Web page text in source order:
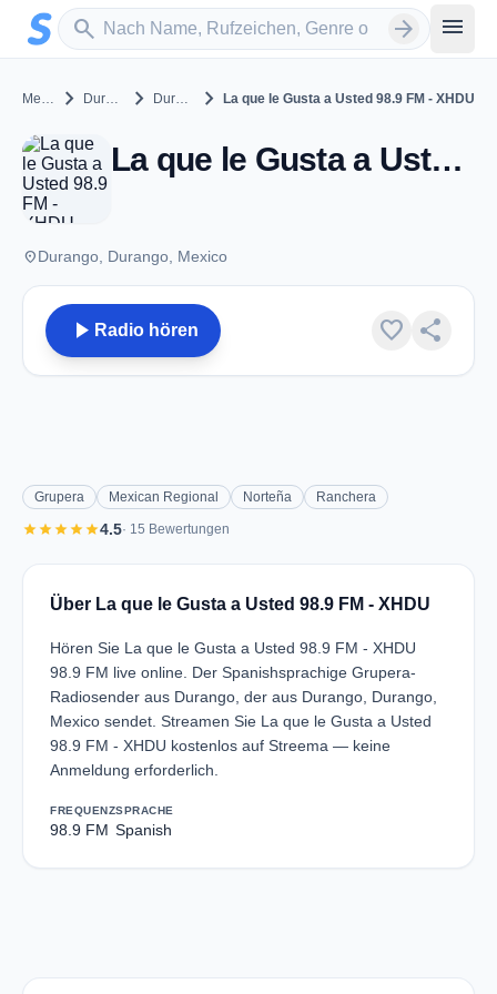
Zum Hauptinhalt springen
search
Sender suchen arrow_forward menu
Mexico chevron_right Durango chevron_right Durango chevron_right La que le Gusta a Usted 98.9 FM - XHDU
La que le Gusta a Usted 98.9 FM - XHDU - FM 98.9 - Durango, DG
placeDurango, Durango, Mexico
play_arrow Radio hören favorite share
Grupera Mexican Regional Norteña Ranchera
starstarstarstarstar4.5· 15 Bewertungen
Über La que le Gusta a Usted 98.9 FM - XHDU
Hören Sie La que le Gusta a Usted 98.9 FM - XHDU
98.9 FM live online. Der Spanishsprachige Grupera-
Radiosender aus Durango, der aus Durango, Durango,
Mexico sendet. Streamen Sie La que le Gusta a Usted
98.9 FM - XHDU kostenlos auf Streema — keine
Anmeldung erforderlich.
FREQUENZ
98.9 FM
SPRACHE
Spanish